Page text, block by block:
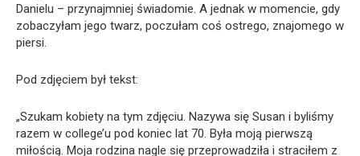
Danielu – przynajmniej świadomie. A jednak w momencie, gdy
zobaczyłam jego twarz, poczułam coś ostrego, znajomego w
piersi.
Pod zdjęciem był tekst:
„Szukam kobiety na tym zdjęciu. Nazywa się Susan i byliśmy
razem w college’u pod koniec lat 70. Była moją pierwszą
miłością. Moja rodzina nagle się przeprowadziła i straciłem z